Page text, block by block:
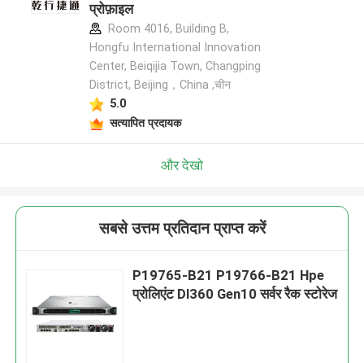
प्रोफ़ाइल
Room 4016, Building B,
Hongfu International Innovation
Center, Beiqijia Town, Changping
District, Beijing，China ,चीन
5.0
सत्यापित प्रदायक
और देखो
सबसे उत्तम प्रतिदान प्राप्त करें
P19765-B21 P19766-B21 Hpe
प्रोलिएंट Dl360 Gen10 सर्वर रैक स्टोरेज